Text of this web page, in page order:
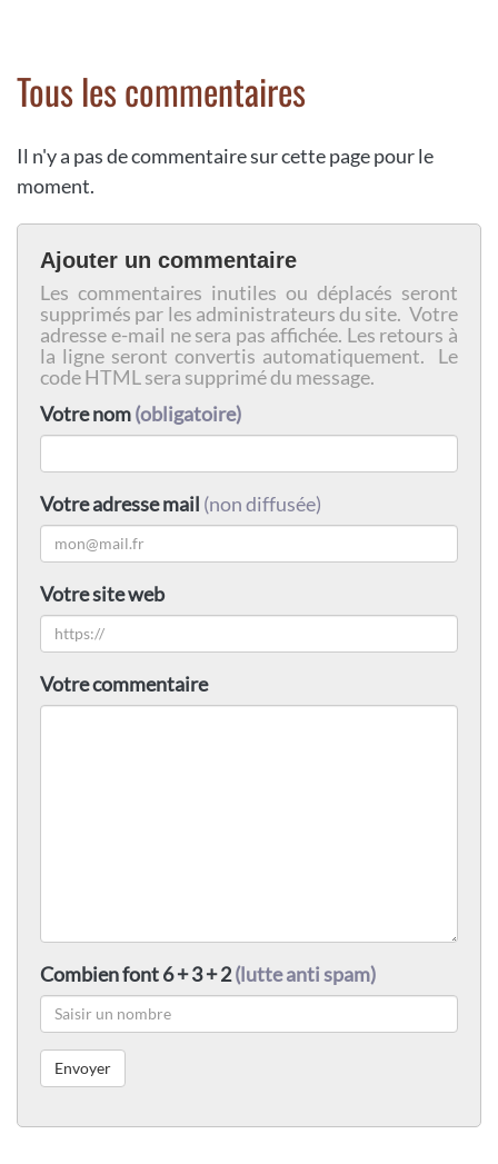
Tous les commentaires
Il n'y a pas de commentaire sur cette page pour le
moment.
Ajouter un commentaire
Les commentaires inutiles ou déplacés seront
supprimés par les administrateurs du site. Votre
adresse e-mail ne sera pas affichée. Les retours à
la ligne seront convertis automatiquement. Le
code HTML sera supprimé du message.
Votre nom(obligatoire)
Votre adresse mail (non diffusée)
Votre site web
Votre commentaire
Combien font 6 + 3 + 2(lutte anti spam)